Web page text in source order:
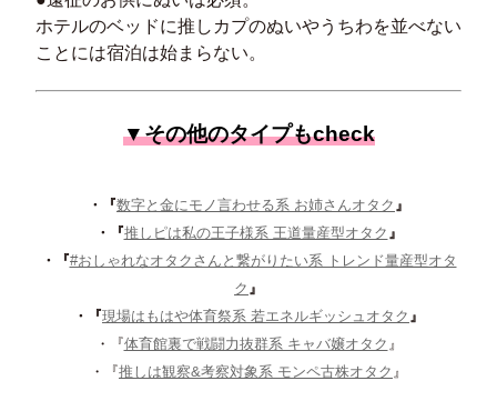
ホテルのベッドに推しカプのぬいやうちわを並べない
ことには宿泊は始まらない。
▼その他のタイプもcheck
・『数字と金にモノ言わせる系 お姉さんオタク 』
・『推しピは私の王子様系 王道量産型オタク 』
・『#おしゃれなオタクさんと繋がりたい系 トレンド量産型オタ
ク 』
・『現場はもはや体育祭系 若エネルギッシュオタク 』
・『体育館裏で戦闘力抜群系 キャバ嬢オタク 』
・『推しは観察&考察対象系 モンペ古株オタク 』